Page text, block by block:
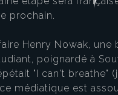
prochain.
Henry Nowak,
poignardé à
"I can't breathe"
médiatique est